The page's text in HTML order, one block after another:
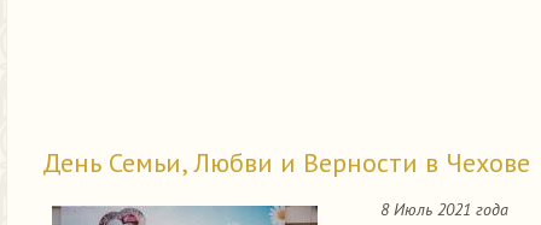
День Семьи, Любви и Верности в Чехове
8 Июль 2021 года